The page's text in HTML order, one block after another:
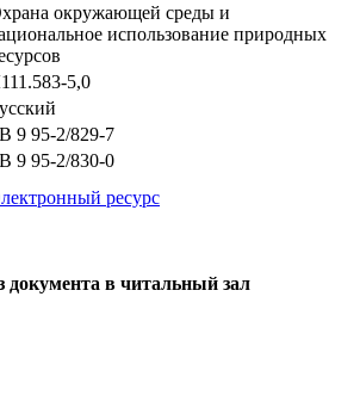
окружающей среды и
использование природных
5,0
9 95-2/829-7
9 95-2/830-0
ресурс
документа в читальный зал